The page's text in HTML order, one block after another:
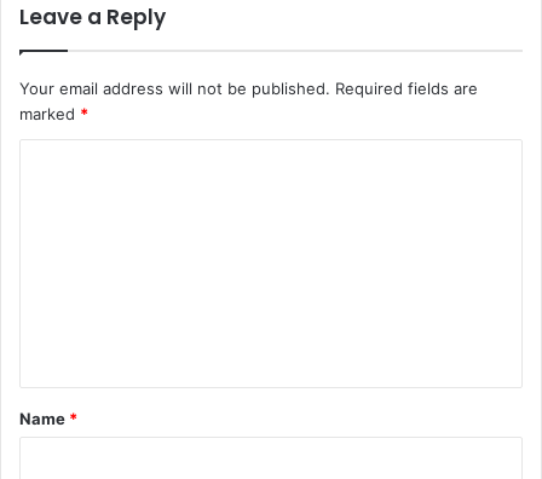
Leave a Reply
Your email address will not be published. Required fields are
marked *
*
Name *